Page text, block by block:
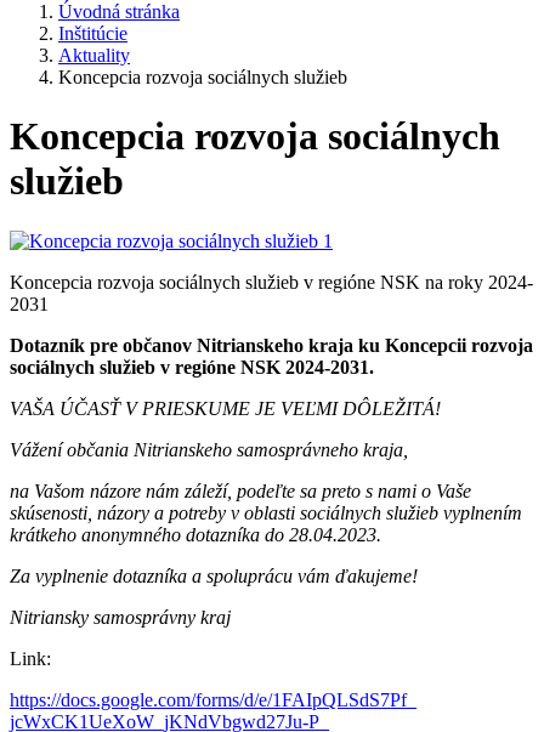
Úvodná stránka
Inštitúcie
Aktuality
Koncepcia rozvoja sociálnych služieb
Koncepcia rozvoja sociálnych
služieb
Koncepcia rozvoja sociálnych služieb v regióne NSK na roky 2024-
2031
Dotazník pre občanov Nitrianskeho kraja ku Koncepcii rozvoja
sociálnych služieb v regióne NSK 2024-2031.
VAŠA ÚČASŤ V PRIESKUME JE VEĽMI DÔLEŽITÁ!
Vážení občania Nitrianskeho samosprávneho kraja,
na Vašom názore nám záleží, podeľte sa preto s nami o Vaše
skúsenosti, názory a potreby v oblasti sociálnych služieb vyplnením
krátkeho anonymného dotazníka do 28.04.2023.
Za vyplnenie dotazníka a spoluprácu vám ďakujeme!
Nitriansky samosprávny kraj
Link:
https://docs.google.com/forms/d/e/1FAIpQLSdS7Pf_
jcWxCK1UeXoW_jKNdVbgwd27Ju-P_